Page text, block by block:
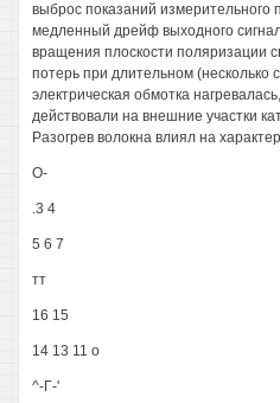
выброс показаний измерительного
медленный дрейф выходного
вращения плоскости поляризации
потерь при длительном (несколько
электрическая обмотка
действовали на внешние участки
Разогрев волокна влиял на
О-
.3 4
5 6 7
тт
16 15
14 13 11 о
^-Г-'